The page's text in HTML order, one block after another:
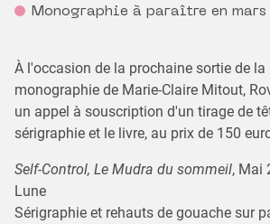
Monographie à paraître en
À l'occasion de la prochaine sortie de la
monographie de Marie-Claire Mitout,
un appel à souscription d'un tirage de
sérigraphie et le livre, au prix de 150
Self-Control, Le Mudra du sommeil, Mai
Lune
Sérigraphie et rehauts de gouache sur